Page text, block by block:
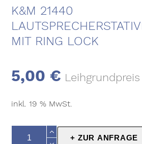
K&M 21440
MIT RING LOCK
5,00€ Leihgrundpreis
inkl. 19 % MwSt.
+ ZUR ANFRAGE